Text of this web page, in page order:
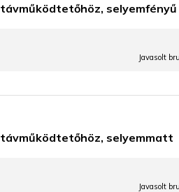
selyemfényű
Javasolt
távműködtetőhöz, selyemmatt
Javasolt